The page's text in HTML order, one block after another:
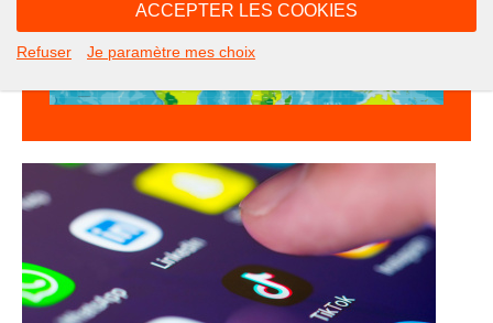
ACCEPTER LES COOKIES
Refuser Je paramètre mes choix